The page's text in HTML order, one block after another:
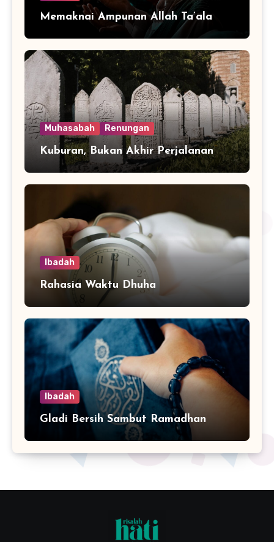
Memaknai Ampunan Allah Ta’ala
Muhasabah Renungan
Kuburan, Bukan Akhir Perjalanan
Ibadah
Rahasia Waktu Dhuha
Ibadah
Gladi Bersih Sambut Ramadhan